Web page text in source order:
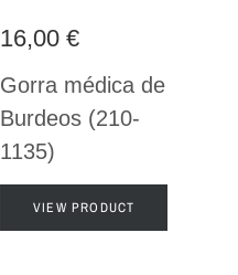
16,00 €
Gorra médica de
Burdeos (210-
1135)
VIEW PRODUCT